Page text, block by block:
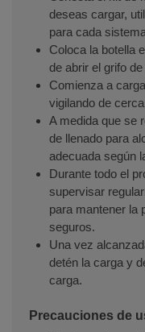
deseas cargar,
para cada
Coloca la botella
de abrir el grifo
Comienza a
vigilando de
A medida que se
de llenado para
adecuada según
Durante todo el
supervisar
para mantener la
seguros.
Una vez
detén la carga y
carga.
Precauciones de